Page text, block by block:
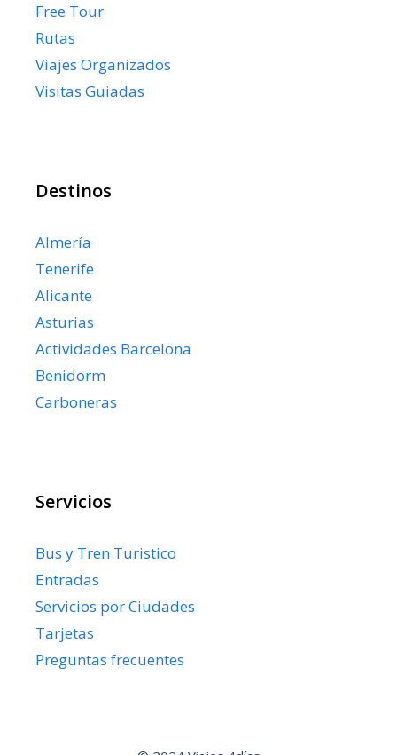
Free Tour
Rutas
Viajes Organizados
Visitas Guiadas
Destinos
Almería
Tenerife
Alicante
Asturias
Actividades Barcelona
Benidorm
Carboneras
Servicios
Bus y Tren Turistico
Entradas
Servicios por Ciudades
Tarjetas
Preguntas frecuentes